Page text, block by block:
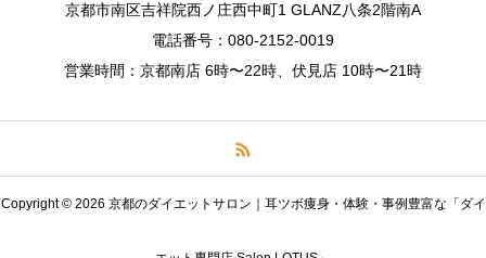
京都市南区吉祥院西ノ庄西中町1 GLANZ八条2階南A
電話番号：080-2152-0019
営業時間：京都南店 6時〜22時、伏見店 10時〜21時
Copyright © 2026 京都のダイエットサロン｜耳ツボ痩身・体験・事例豊富な「ダイ